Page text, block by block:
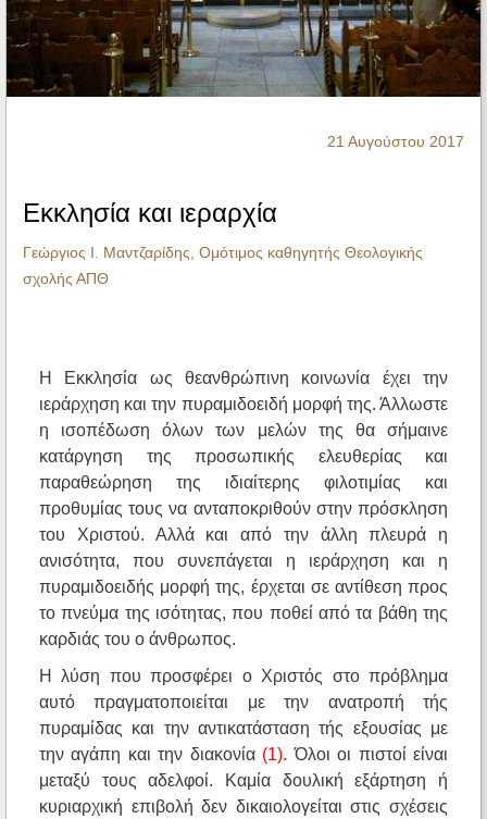
Ηχητικά
21 Αυγούστου 2017
Εκκλησία και ιεραρχία
Γεώργιος Ι. Μαντζαρίδης, Ομότιμος καθηγητής Θεολογικής
σχολής ΑΠΘ
Η Εκκλησία ως θεανθρώπινη κοινωνία έχει την
ιεράρχηση και την πυραμιδοειδή μορφή της. Άλλωστε
η ισοπέδωση όλων των μελών της θα σήμαινε
κατάργηση της προσωπικής ελευθερίας και
παραθεώρηση της ιδιαίτερης φιλοτιμίας και
προθυμίας τους να ανταποκριθούν στην πρόσκληση
του Χριστού. Αλλά και από την άλλη πλευρά η
ανισότητα, που συνεπάγεται η ιεράρχηση και η
πυραμιδοειδής μορφή της, έρχεται σε αντίθεση προς
το πνεύμα της ισότητας, που ποθεί από τα βάθη της
καρδιάς του ο άνθρωπος.
Η λύση που προσφέρει ο Χριστός στο πρόβλημα
αυτό πραγματοποιείται με την ανατροπή τής
πυραμίδας και την αντικατάσταση τής εξουσίας με
την αγάπη και την διακονία (1). Όλοι οι πιστοί είναι
μεταξύ τους αδελφοί. Καμία δουλική εξάρτηση ή
κυριαρχική επιβολή δεν δικαιολογείται στις σχέσεις